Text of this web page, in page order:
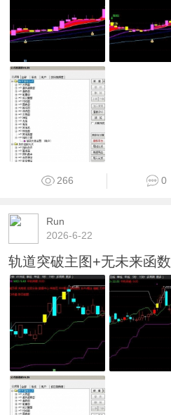
266 0
Run
2026-6-22
轨道突破主图+无未来函数